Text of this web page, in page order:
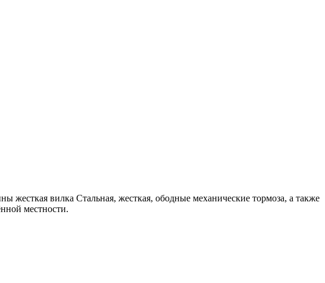
жесткая вилка Стальная, жесткая, ободные механические тормоза, а также
местности.